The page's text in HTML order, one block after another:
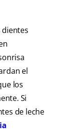
dientes
el
los
Si
de leche